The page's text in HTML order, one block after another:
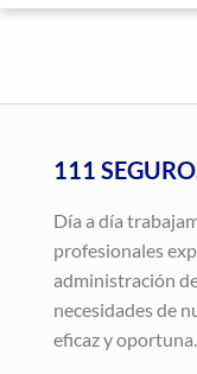
111
Día a día
profesionales
administración
necesidades de
eficaz y oportuna.